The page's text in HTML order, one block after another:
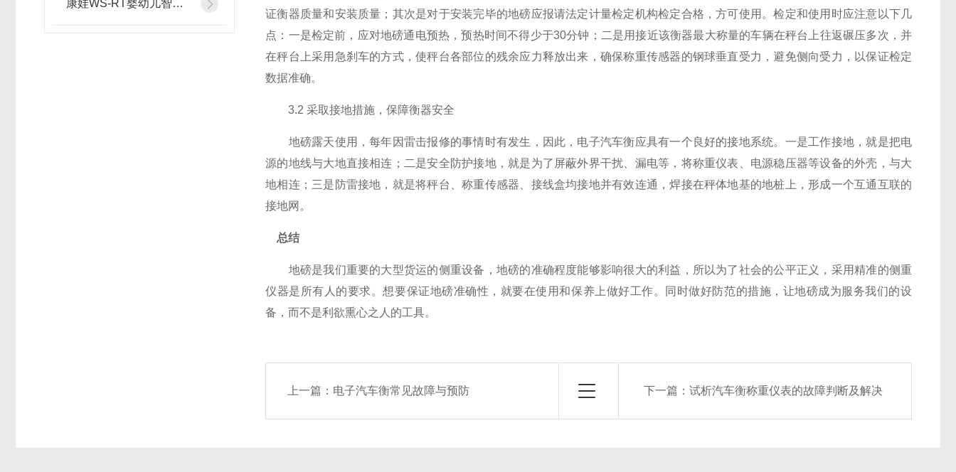
康娃WS-RT婴幼儿智能体检仪
证衡器质量和安装质量；其次是对于安装完毕的地磅应报请法定计量检定机构检定合格，方可使用。检定和使用时应注意以下几
点：一是检定前，应对地磅通电预热，预热时间不得少于30分钟；二是用接近该衡器最大称量的车辆在秤台上往返碾压多次，并
在秤台上采用急刹车的方式，使秤台各部位的残余应力释放出来，确保称重传感器的钢球垂直受力，避免侧向受力，以保证检定
数据准确。
3.2 采取接地措施，保障衡器安全
地磅露天使用，每年因雷击报修的事情时有发生，因此，电子汽车衡应具有一个良好的接地系统。一是工作接地，就是把电
源的地线与大地直接相连；二是安全防护接地，就是为了屏蔽外界干扰、漏电等，将称重仪表、电源稳压器等设备的外壳，与大
地相连；三是防雷接地，就是将秤台、称重传感器、接线盒均接地并有效连通，焊接在秤体地基的地桩上，形成一个互通互联的
接地网。
总结
地磅是我们重要的大型货运的侧重设备，地磅的准确程度能够影响很大的利益，所以为了社会的公平正义，采用精准的侧重
仪器是所有人的要求。想要保证地磅准确性，就要在使用和保养上做好工作。同时做好防范的措施，让地磅成为服务我们的设
备，而不是利欲熏心之人的工具。
上一篇： 电子汽车衡常见故障与预防 下一篇： 试析汽车衡称重仪表的故障判断及解决